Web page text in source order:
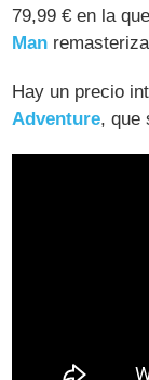
79,99 € en la
Man
Hay un precio
Adventure, que